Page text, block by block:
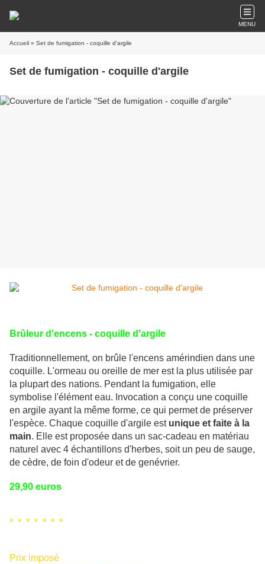
MENU
Accueil » Set de fumigation - coquille d'argile
Set de fumigation - coquille d'argile
Brûleur d'encens - coquille d'argile
Traditionnellement, on brûle l'encens amérindien dans une
coquille. L'ormeau ou oreille de mer est la plus utilisée par
la plupart des nations. Pendant la fumigation, elle
symbolise l'élément eau. Invocation a conçu une coquille
en argile ayant la même forme, ce qui permet de préserver
l'espèce. Chaque coquille d'argile est unique et faite à la
main. Elle est proposée dans un sac-cadeau en matériau
naturel avec 4 échantillons d'herbes, soit un peu de sauge,
de cèdre, de foin d'odeur et de genévrier.
29,90 euros
* * * * * * *
Prix imposé